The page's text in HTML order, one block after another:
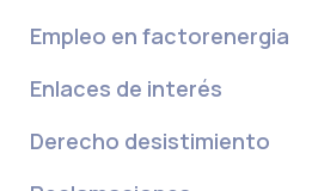
Empleo en factorenergia
Enlaces de interés
Derecho desistimiento